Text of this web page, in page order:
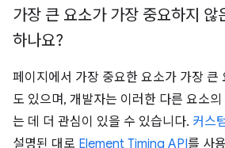
가장 큰 요소가 가장 중요하지 않
하나요?
페이지에서 가장 중요한 요소가 가장 큰
도 있으며, 개발자는 이러한 다른 요소
는 데 더 관심이 있을 수 있습니다. 커스
설명된 대로 Element Timing API를 사